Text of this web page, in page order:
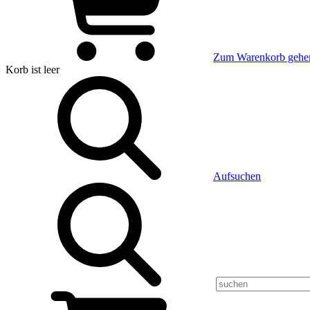
Zum Warenkorb
Korb ist leer
Aufsuchen